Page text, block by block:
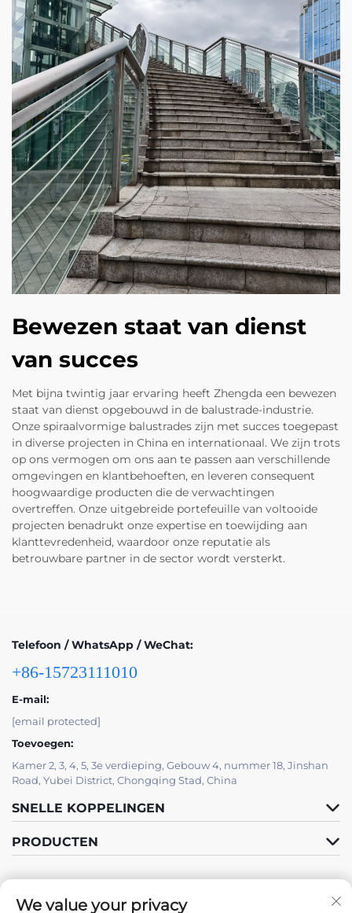
Bewezen staat van dienst
van succes
Met bijna twintig jaar ervaring heeft Zhengda een bewezen
staat van dienst opgebouwd in de balustrade-industrie.
Onze spiraalvormige balustrades zijn met succes toegepast
in diverse projecten in China en internationaal. We zijn trots
op ons vermogen om ons aan te passen aan verschillende
omgevingen en klantbehoeften, en leveren consequent
hoogwaardige producten die de verwachtingen
overtreffen. Onze uitgebreide portefeuille van voltooide
projecten benadrukt onze expertise en toewijding aan
klanttevredenheid, waardoor onze reputatie als
betrouwbare partner in de sector wordt versterkt.
Telefoon / WhatsApp / WeChat:
+86-15723111010
E-mail:
[email protected]
Toevoegen:
Kamer 2, 3, 4, 5, 3e verdieping, Gebouw 4, nummer 18, Jinshan
Road, Yubei District, Chongqing Stad, China
SNELLE KOPPELINGEN
PRODUCTEN
We value your privacy